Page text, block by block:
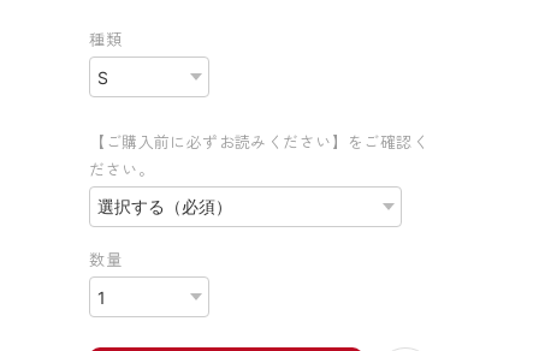
種類
【ご購入前に必ずお読みください】をご確認く
ださい。
数量